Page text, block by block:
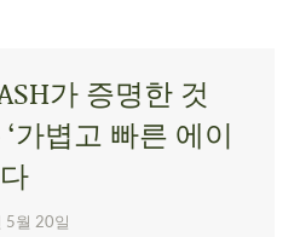
가 증명한 것
가볍고 빠른 에이
5월 20일